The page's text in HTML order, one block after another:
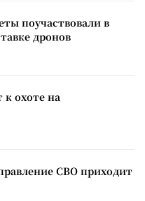
поучаствовали в
дронов
к охоте на
СВО приходит